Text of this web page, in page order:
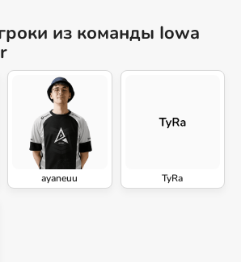
из команды Iowa
ayaneuu TyRa